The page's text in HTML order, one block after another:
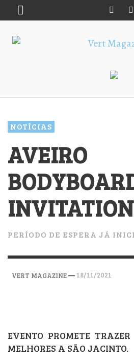
NOTÍCIAS
AVEIRO
PERÍODO DE ESPERA JÁ
VERT MAGAZINE— 18/11/2021
EVENTO PROMETE
MELHORES A SÃO JACINTO.